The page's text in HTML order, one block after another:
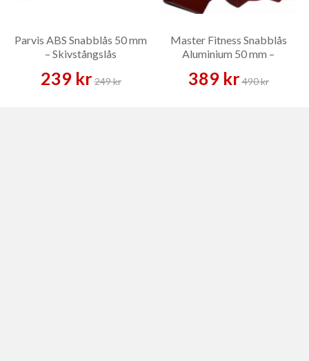
Parvis ABS Snabblås 50 mm
– Skivstångslås
239 kr249 kr
Master Fitness Snabblås
Aluminium 50 mm –
389 kr490 kr